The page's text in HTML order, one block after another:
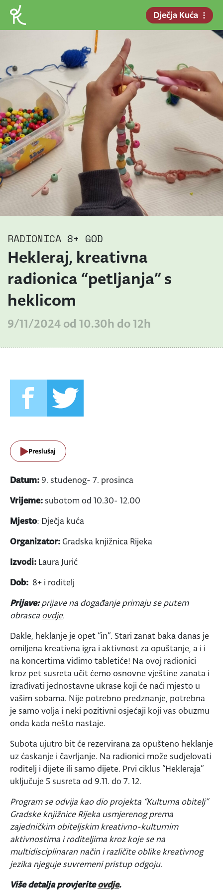
Dječja Kuća
RADIONICA 8+ GOD
Hekleraj, kreativna
radionica “petljanja” s
heklicom
9/11/2024 od 10.30h do 12h
Preslušaj
Datum: 9. studenog- 7. prosinca
Vrijeme: subotom od 10.30- 12.00
Mjesto: Dječja kuća
Organizator: Gradska knjižnica Rijeka
Izvodi: Laura Jurić
Dob: 8+ i roditelj
Prijave:prijave na događanje primaju se putem
obrasca ovdje.
Dakle, heklanje je opet “in”. Stari zanat baka danas je
omiljena kreativna igra i aktivnost za opuštanje, a i i
na koncertima vidimo tabletiće! Na ovoj radionici
kroz pet susreta učit ćemo osnovne vještine zanata i
izrađivati jednostavne ukrase koji će naći mjesto u
vašim sobama. Nije potrebno predznanje, potrebna
je samo volja i neki pozitivni osjećaji koji vas obuzmu
onda kada nešto nastaje.
Subota ujutro bit će rezervirana za opušteno heklanje
uz ćaskanje i čavrljanje. Na radionici može sudjelovati
roditelj i dijete ili samo dijete. Prvi ciklus “Hekleraja”
uključuje 5 susreta od 9.11. do 7. 12.
Program se odvija kao dio projekta “Kulturna obitelj”
Gradske knjižnice Rijeka usmjerenog prema
zajedničkim obiteljskim kreativno-kulturnim
aktivnostima i roditeljima kroz koje se na
multidisciplinaran način i različite oblike kreativnog
jezika njeguje suvremeni pristup odgoju.
Više detalja provjeriteovdje.